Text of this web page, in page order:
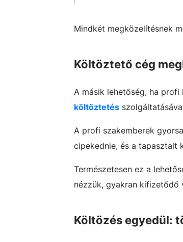
Mindkét megközelítésnek
Költöztető cég
A másik lehetőség, ha
költöztetés
A profi szakemberek
cipekednie, és a tapasztalt
Természetesen ez a
nézzük, gyakran kifizetődő
Költözés egyedül: